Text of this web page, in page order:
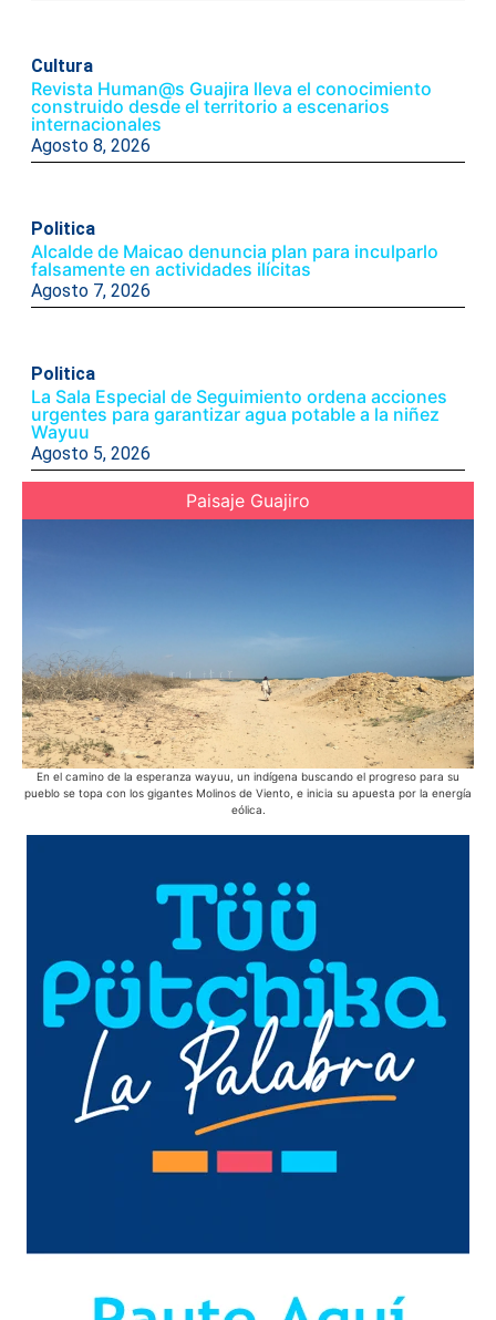
Cultura
Revista Human@s Guajira lleva el conocimiento
construido desde el territorio a escenarios
internacionales
Agosto 8, 2026
Politica
Alcalde de Maicao denuncia plan para inculparlo
falsamente en actividades ilícitas
Agosto 7, 2026
Politica
La Sala Especial de Seguimiento ordena acciones
urgentes para garantizar agua potable a la niñez
Wayuu
Agosto 5, 2026
Paisaje Guajiro
En el camino de la esperanza wayuu, un indígena buscando el progreso para su
pueblo se topa con los gigantes Molinos de Viento, e inicia su apuesta por la energía
eólica.